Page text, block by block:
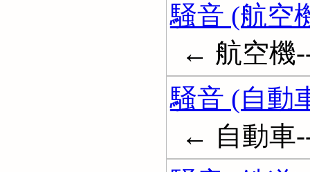
騒音 (航空
← 航空機
騒音 (自動
← 自動車